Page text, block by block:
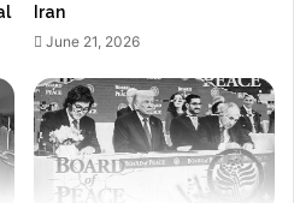
Iran
June 21, 2026